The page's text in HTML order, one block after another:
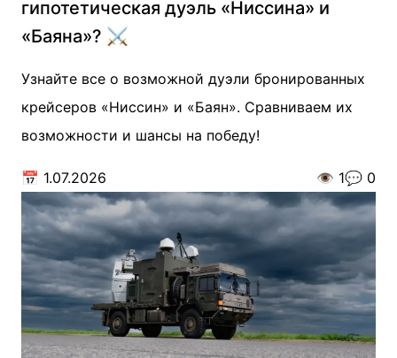
гипотетическая дуэль «Ниссина» и
«Баяна»? ⚔️
Узнайте все о возможной дуэли бронированных
крейсеров «Ниссин» и «Баян». Сравниваем их
возможности и шансы на победу!
📅 1.07.2026 👁️ 1💬 0